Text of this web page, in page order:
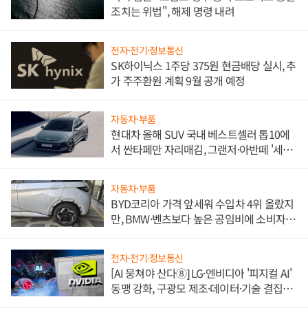
조치는 위법", 해제 명령 내려
전자·전기·정보통신
SK하이닉스 1주당 375원 현금배당 실시, 추
가 주주환원 계획 9월 공개 예정
자동차·부품
현대차 올해 SUV 국내 베스트셀러 톱10에
서 싼타페만 자리매김, 그랜저·아반떼 '세단
자동차·부품
BYD코리아 가격 앞세워 수입차 4위 올랐지
만, BMW·벤츠보다 높은 공임비에 소비자
전자·전기·정보통신
[AI 뭉쳐야 산다⑧] LG·엔비디아 '피지컬 AI'
동맹 강화, 구광모 제조·데이터·기술 결집